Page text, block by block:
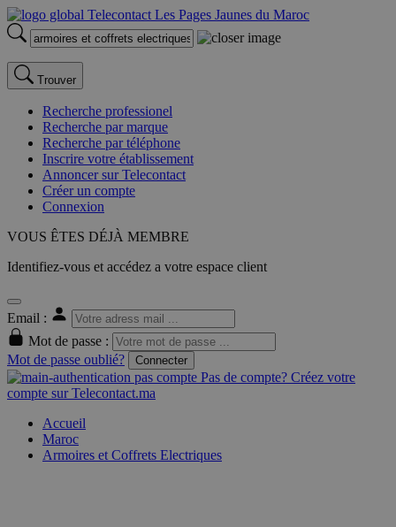
Trouver
Recherche professionel
Recherche par marque
Recherche par téléphone
Inscrire votre établissement
Annoncer sur Telecontact
Créer un compte
Connexion
VOUS ÊTES DÉJÀ MEMBRE
Identifiez-vous et accédez a votre espace client
Email :
Mot de passe :
Mot de passe oublié?
Connecter
Pas de compte? Créez votre
compte sur Telecontact.ma
Accueil
Maroc
Armoires et Coffrets Electriques